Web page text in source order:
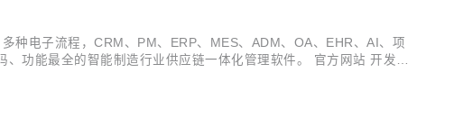
电子流程，CRM、PM、ERP、MES、ADM、OA、EHR、AI、项
功能最全的智能制造行业供应链一体化管理软件。 官方网站 开发文